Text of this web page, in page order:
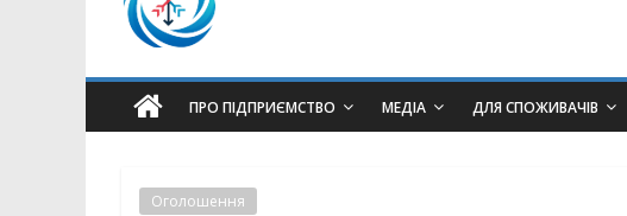
ПРО ПІДПРИЄМСТВО МЕДІА ДЛЯ СПОЖИВАЧІВ
Оголошення